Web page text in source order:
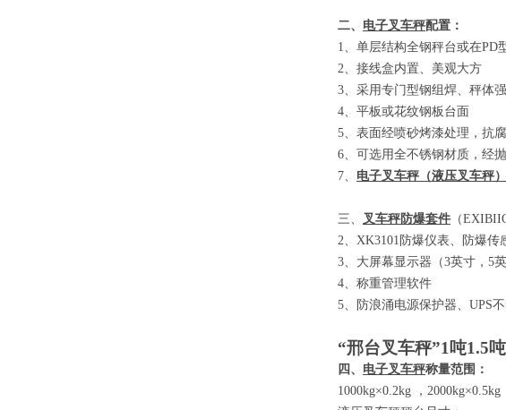
二、 电子叉车秤配置：
1、单层结构全钢秤台或在PD
2、接线盒内置、美观大方
3、采用专门型钢组焊、秤体
4、平板或花纹钢板台面
5、表面经喷砂烤漆处理，抗
6、可选用全不锈钢材质，经
7、 电子叉车秤 （液压叉车秤）
三、 叉车秤防爆套件 （
2、 XK3101 防爆仪表、防爆传
3、大屏幕显示器 （3英寸， 5
4、称重管理软件
5、防浪涌电源保护器、 UPS
“邢台叉车秤”1 吨1.5吨
四、 电子叉车秤称量范围：
1000kg×0.2kg
， 2000kg×0.5kg